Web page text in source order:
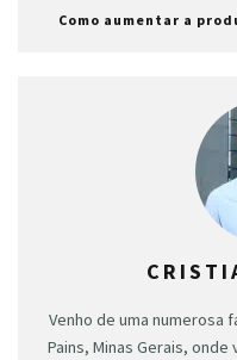
Como aumentar a
Venho de uma numerosa
Pains, Minas Gerais,